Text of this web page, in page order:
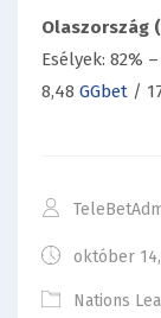
Olaszország
Esélyek: 82%
8,48 GGbet /
október
Nations